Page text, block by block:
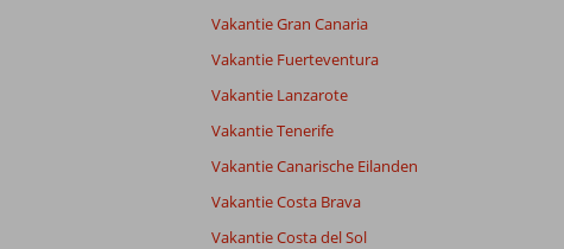
Vakantie Gran Canaria
Vakantie Fuerteventura
Vakantie Lanzarote
Vakantie Tenerife
Vakantie Canarische Eilanden
Vakantie Costa Brava
Vakantie Costa del Sol